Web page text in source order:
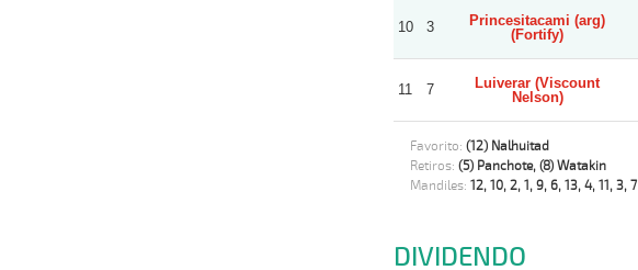
10 3
Princesitacami (arg)
(Fortify)
11 7
Luiverar (Viscount
Nelson)
Favorito: (12) Nalhuitad
Retiros: (5) Panchote, (8) Watakin
Mandiles: 12, 10, 2, 1, 9, 6, 13, 4, 11, 3, 7
DIVIDENDO